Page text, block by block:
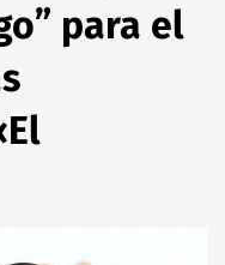
para el